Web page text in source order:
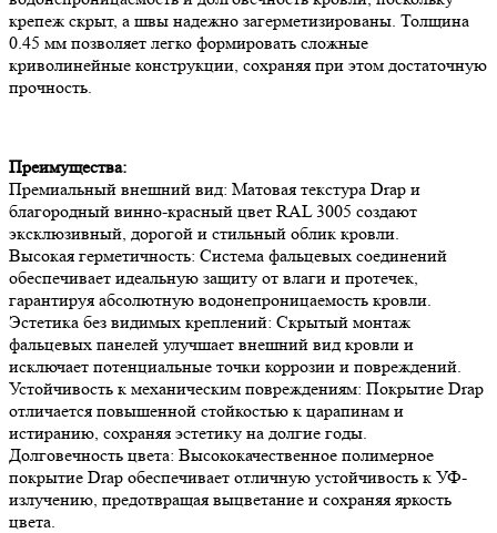
крепеж скрыт, а швы надежно загерметизированы. Толщина
0.45 мм позволяет легко формировать сложные
криволинейные конструкции, сохраняя при этом достаточную
прочность.
Преимущества:
Премиальный внешний вид: Матовая текстура Drap и
благородный винно-красный цвет RAL 3005 создают
эксклюзивный, дорогой и стильный облик кровли.
Высокая герметичность: Система фальцевых соединений
обеспечивает идеальную защиту от влаги и протечек,
гарантируя абсолютную водонепроницаемость кровли.
Эстетика без видимых креплений: Скрытый монтаж
фальцевых панелей улучшает внешний вид кровли и
исключает потенциальные точки коррозии и повреждений.
Устойчивость к механическим повреждениям: Покрытие Drap
отличается повышенной стойкостью к царапинам и
истиранию, сохраняя эстетику на долгие годы.
Долговечность цвета: Высококачественное полимерное
покрытие Drap обеспечивает отличную устойчивость к УФ-
излучению, предотвращая выцветание и сохраняя яркость
цвета.